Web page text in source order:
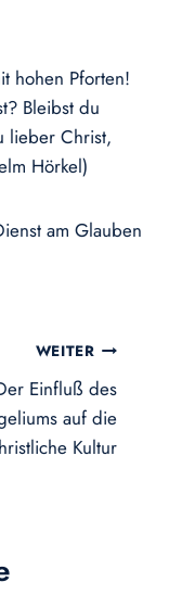
hohen Pforten!
Bleibst du
lieber Christ,
Hörkel)
am Glauben
WEITER
Einfluß des
auf die
Kultur